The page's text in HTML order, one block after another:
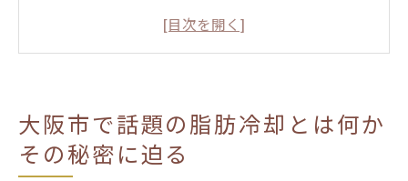
安全性と信頼性を考慮した脂肪冷却施術
割
脂肪冷却の歴史と大阪市での最新トレンド
大阪市で話題の脂肪冷却とは何か
その秘密に迫る